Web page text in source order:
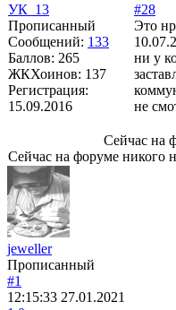
УК_13
Прописанный
Сообщений: 133
Баллов: 265
ЖКХоинов: 137
Регистрация:
15.09.2016
#28
Это
ни у
не
Сейчас на
Сейчас на форуме никого
jeweller
Прописанный
#1
12:15:33 27.01.2021